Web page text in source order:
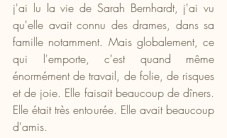
j'ai lu la vie de Sarah Bernhardt, j'ai vu
qu'elle avait connu des drames, dans sa
famille notamment. Mais globalement, ce
qui l'emporte, c'est quand même
énormément de travail, de folie, de risques
et de joie. Elle faisait beaucoup de dîners.
Elle était très entourée. Elle avait beaucoup
d'amis.